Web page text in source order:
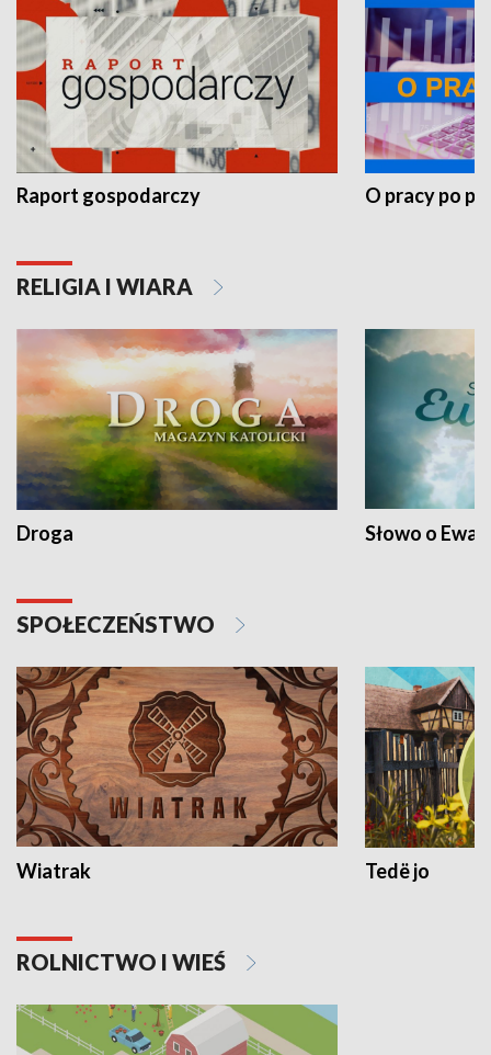
Raport gospodarczy O pracy po
RELIGIA I WIARA
Droga Słowo o
SPOŁECZEŃSTWO
Wiatrak Tedë jo
ROLNICTWO I WIEŚ